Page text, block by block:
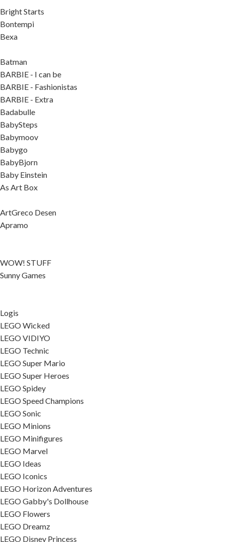
Bright Starts
Bontempi
Bexa
Batman
BARBIE - I can be
BARBIE - Fashionistas
BARBIE - Extra
Badabulle
BabySteps
Babymoov
Babygo
BabyBjorn
Baby Einstein
As Art Box
ArtGreco Desen
Apramo
WOW! STUFF
Sunny Games
Logis
LEGO Wicked
LEGO VIDIYO
LEGO Technic
LEGO Super Mario
LEGO Super Heroes
LEGO Spidey
LEGO Speed Champions
LEGO Sonic
LEGO Minions
LEGO Minifigures
LEGO Marvel
LEGO Ideas
LEGO Iconics
LEGO Horizon Adventures
LEGO Gabby's Dollhouse
LEGO Flowers
LEGO Dreamz
LEGO Disney Princess